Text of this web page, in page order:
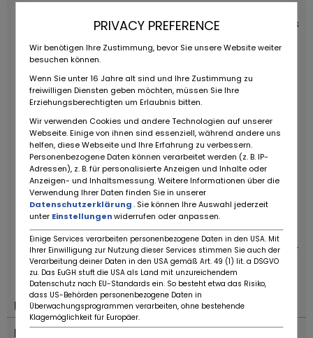
Innenausstattung345 Regensensor414 Elektrisches
RDS570 Klappbare Armlehne vorne
COC-Papiere (mit EG-Typschild)
Antriebsschlupfregelung (ASR)4 elektrisch
verstellbare Fensterelektrisch verstellbare hintere
KopfstützenBeifahrerairbagEin klassischer
Mercedes W210 E 220 Diesel Saugdiesel mit
zuverlässigem 4-Zylinder-Motor, zeitloser
Farbkombination und solider Ausstattung. Perfekt
für Liebhaber der Marke oder als zuverlässiger
Alltagsklassiker mit
Wertsteigerungspotential.ZUBEHÖRANGABEN OHNE
GEWÄHR, Änderungen, Zwischenverkauf und Irrtümer
vorbehalten!----.
Ubicación
País
PRIVACY PREFERENCE
Wir benötigen Ihre Zustimmung, bevor Sie unsere Website weiter
besuchen können.
Wenn Sie unter 16 Jahre alt sind und Ihre Zustimmung zu
freiwilligen Diensten geben möchten, müssen Sie Ihre
Erziehungsberechtigten um Erlaubnis bitten.
Wir verwenden Cookies und andere Technologien auf unserer
Webseite. Einige von ihnen sind essenziell, während andere uns
helfen, diese Webseite und Ihre Erfahrung zu verbessern.
Personenbezogene Daten können verarbeitet werden (z. B. IP-
Adressen), z. B. für personalisierte Anzeigen und Inhalte oder
Anzeigen- und Inhaltsmessung. Weitere Informationen über die
Verwendung Ihrer Daten finden Sie in unserer
Datenschutzerklärung. Sie können Ihre Auswahl jederzeit
unter Einstellungenwiderrufen oder anpassen.
Einige Services verarbeiten personenbezogene Daten in den USA. Mit
Ihrer Einwilligung zur Nutzung dieser Services stimmen Sie auch der
Verarbeitung deiner Daten in den USA gemäß Art. 49 (1) lit. a DSGVO
zu. Das EuGH stuft die USA als Land mit unzureichendem
Datenschutz nach EU-Standards ein. So besteht etwa das Risiko,
dass US-Behörden personenbezogene Daten in
Überwachungsprogrammen verarbeiten, ohne bestehende
Klagemöglichkeit für Europäer.